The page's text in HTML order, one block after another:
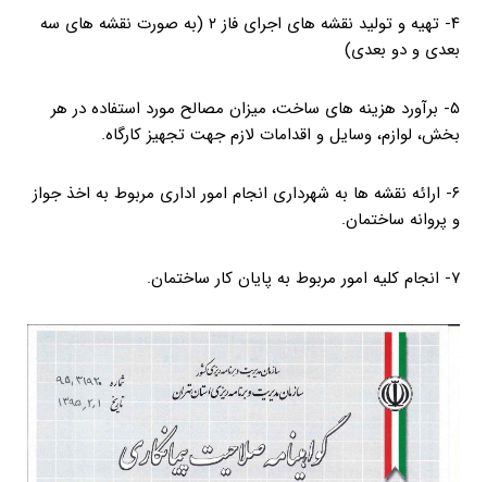
۴- تهیه و تولید نقشه های اجرای فاز ۲ (به صورت نقشه های سه
بعدی و دو بعدی)
۵- برآورد هزینه های ساخت، میزان مصالح مورد استفاده در هر
بخش، لوازم، وسایل و اقدامات لازم جهت تجهیز کارگاه.
۶- ارائه نقشه ها به شهرداری انجام امور اداری مربوط به اخذ جواز
و پروانه ساختمان.
۷- انجام کلیه امور مربوط به پایان کار ساختمان.